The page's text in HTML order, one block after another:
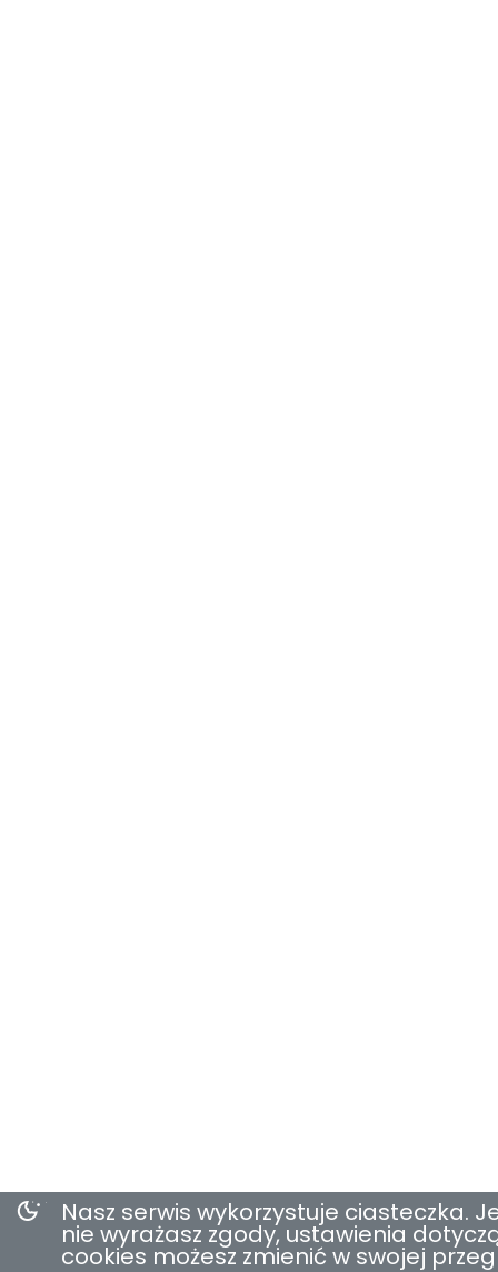
Nasz serwis wykorzystuje ciasteczka.
nie wyrażasz zgody, ustawienia
cookies możesz zmienić w swojej